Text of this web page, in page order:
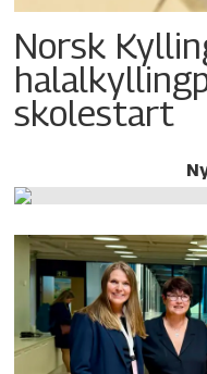
Norsk
skolestart